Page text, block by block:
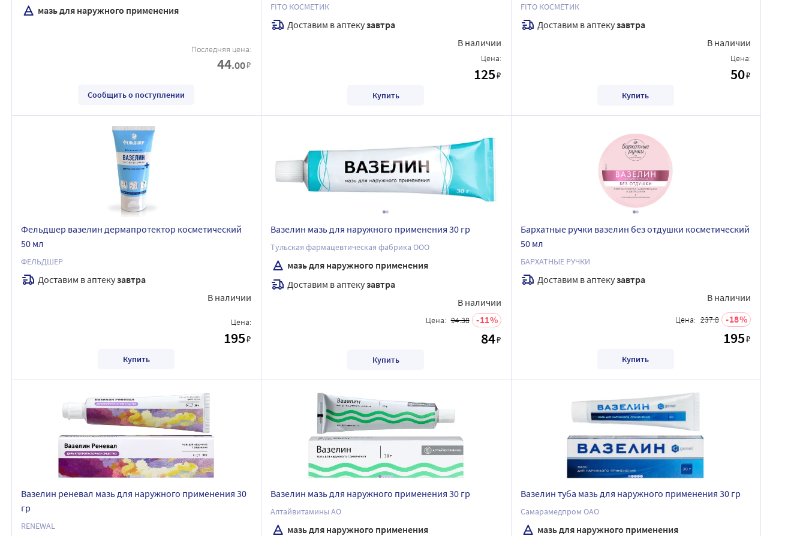
мазь для наружного применения
Последняя цена:
44.00₽
Сообщить о поступлении
FITO КОСМЕТИК
Доставим в аптекузавтра
В наличии
Цена:
125₽
Купить
FITO КОСМЕТИК
Доставим в аптекузавтра
В наличии
Цена:
50₽
Купить
Фельдшер вазелин дермапротектор косметический
50 мл
ФЕЛЬДШЕР
Доставим в аптекузавтра
В наличии
Цена:
195₽
Купить
Вазелин мазь для наружного применения 30 гр
Тульская фармацевтическая фабрика ООО
мазь для наружного применения
Доставим в аптекузавтра
В наличии
Цена: 94.38 11
84₽
Купить
Бархатные ручки вазелин без отдушки косметический
50 мл
БАРХАТНЫЕ РУЧКИ
Доставим в аптекузавтра
В наличии
Цена: 237.8 18
195₽
Купить
Вазелин реневал мазь для наружного применения 30
гр
RENEWAL
Вазелин мазь для наружного применения 30 гр
Алтайвитамины АО
мазь для наружного применения
Вазелин туба мазь для наружного применения 30 гр
Самарамедпром ОАО
мазь для наружного применения